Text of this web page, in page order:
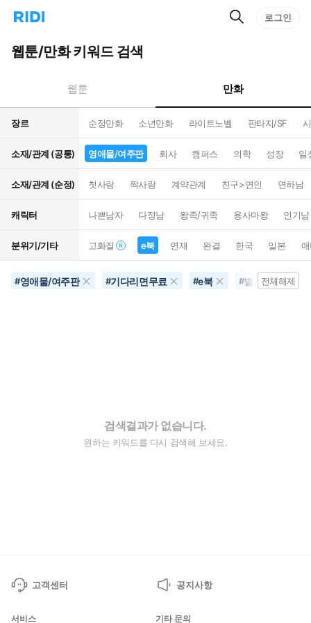
리
홈
으
턴
트
검
로그인
웹툰/만화 키워드 검색
웹툰 만화
장르 순정만화 소년만화 라이트노벨 판타지/SF
소재/관계 (공통) 영애물/여주판 회사 캠퍼스 의학 성장 일
소재/관계 (순정) 첫사랑 짝사랑 계약관계 친구>연인 연하남
캐릭터 나쁜남자 다정남 왕족/귀족 용사마왕 인기남
분위기/기타 고화질 e북 연재 완결 한국 일본
#영애물/여주판 #기다리면무료 #e북 #별점500개이상
전체해제
검색결과가 없습니다.
원하는 키워드를 다시 검색해 보세요.
고객센터 공지사항
서비스 기타 문의